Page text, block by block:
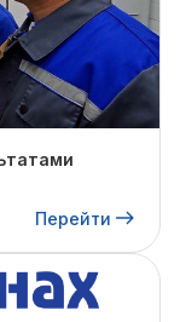
Перейти